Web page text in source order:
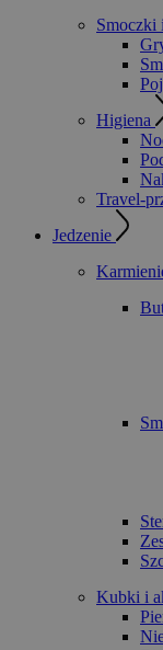
Smoczki
Higiena
Travel-
Jedzenie
Kubki i